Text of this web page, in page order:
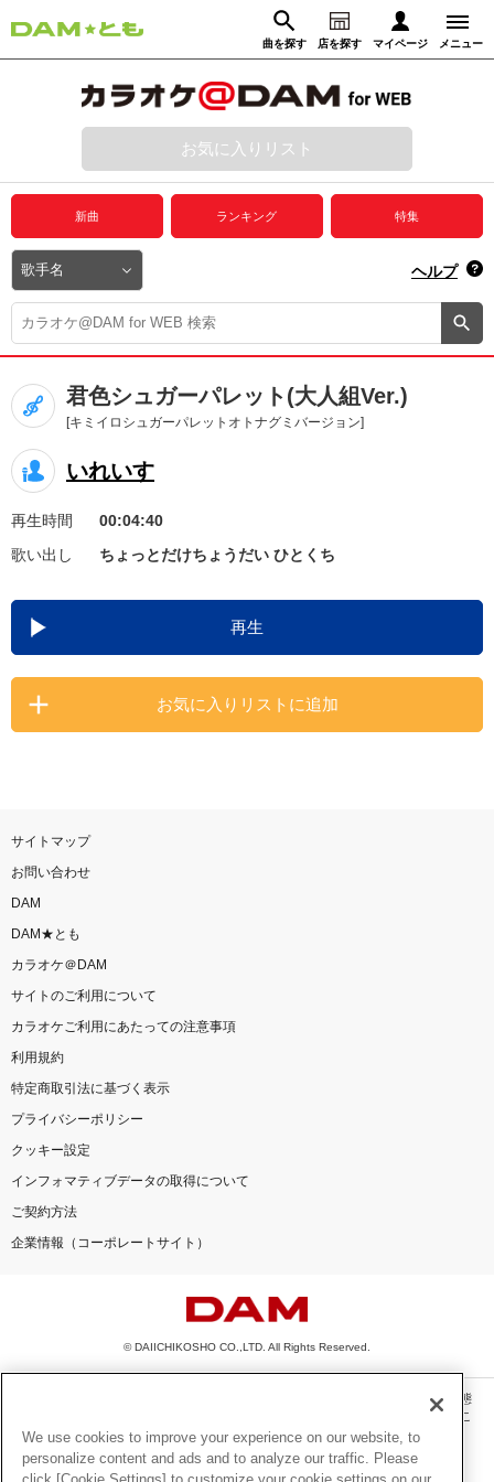
曲を探す 店を探す マイページ メニュー
動画からさがす 録音からさがす
ログイン
プレミアムサービス
DAM★とも動画
DAM★とも録音
カラオケ＠DAM
ユーザー検索
キャンペーン
お知らせ よくあるご質問
DAMの新曲・ランキングなど
カラオケ最新情報をチェック！
お気に入りリスト
新曲 ランキング 特集
ヘルプ
君色シュガーパレット(大人組Ver.)
[キミイロシュガーパレットオトナグミバージョン]
いれいす
再生時間
00:04:40
歌い出し
ちょっとだけちょうだい ひとくち
再生
お気に入りリストに追加
サイトマップ
お問い合わせ
DAM
DAM★とも
カラオケ＠DAM
サイトのご利用について
カラオケご利用にあたっての注意事項
利用規約
特定商取引法に基づく表示
プライバシーポリシー
クッキー設定
インフォマティブデータの取得について
ご契約方法
企業情報（コーポレートサイト）
© DAIICHIKOSHO CO.,LTD. All Rights Reserved.
このサイトに掲載されている一切の文章・画像・写真・動画・音声等を、手段や形態
を問わず、著作権法の定める範囲を超えて無断で複製、転載、ファイル化などするこ
とを禁じます。
楽曲及びコンテンツは、機種によりご利用いただけない場合があります。
We use cookies to improve your experience on our website, to
personalize content and ads and to analyze our traffic. Please